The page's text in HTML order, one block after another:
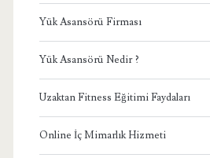
Yük Asansörü Firması
Yük Asansörü Nedir ?
Uzaktan Fitness Eğitimi Faydaları
Online İç Mimarlık Hizmeti